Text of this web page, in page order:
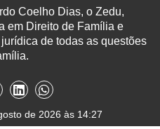
Coelho Dias, o Zedu,
em Direito de Família e
de todas as questões
de 2026 às 14:27